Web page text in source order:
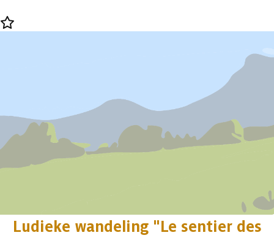
Ludieke wandeling "Le sentier des